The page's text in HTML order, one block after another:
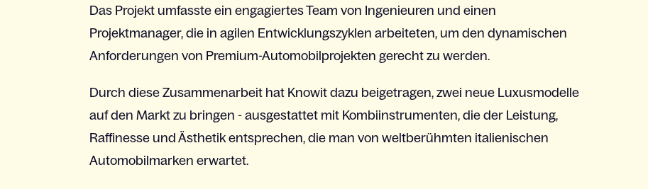
Das Projekt umfasste ein engagiertesTeam von Ingenieuren und einen
Projektmanager, die in agilen Entwicklungszyklen arbeiteten, um den dynamischen
Anforderungen von Premium-Automobilprojekten gerecht zu werden.
Durch diese Zusammenarbeit hat Knowit dazu beigetragen, zwei neue Luxusmodelle
auf den Markt zu bringen - ausgestattet mit Kombiinstrumenten, die der Leistung,
Raffinesse und Ästhetik entsprechen, die man von weltberühmten italienischen
Automobilmarken erwartet.